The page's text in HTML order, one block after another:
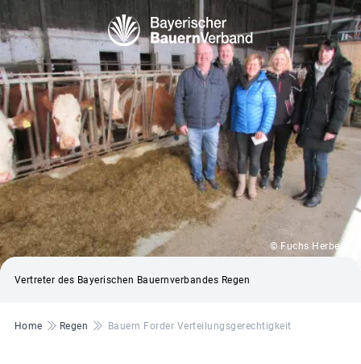
© Fuchs Herbert
Vertreter des Bayerischen Bauernverbandes Regen
Pfadnavigation
Home Regen Bauern Forder Verteilungsgerechtigkeit